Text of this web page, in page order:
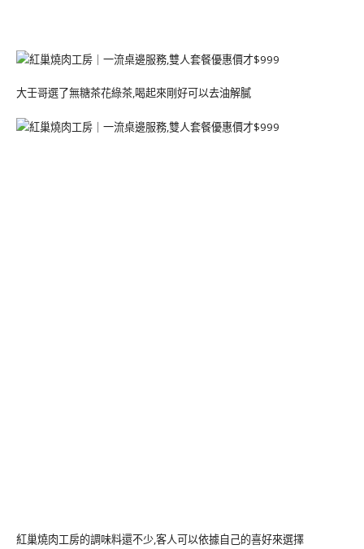
大壬哥選了無糖茶花綠茶,喝起來剛好可以去油解膩
紅巢燒肉工房的調味料還不少,客人可以依據自己的喜好來選擇